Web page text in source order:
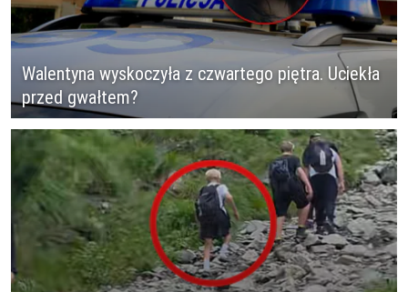
Walentyna wyskoczyła z czwartego piętra. Uciekła
przed gwałtem?